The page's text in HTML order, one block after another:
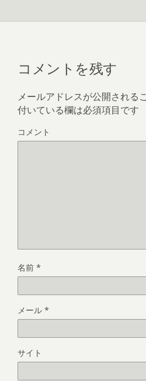
コメントを残す
メールアドレスが公開される
付いている欄は必須項目です
コメント
名前 *
メール *
サイト